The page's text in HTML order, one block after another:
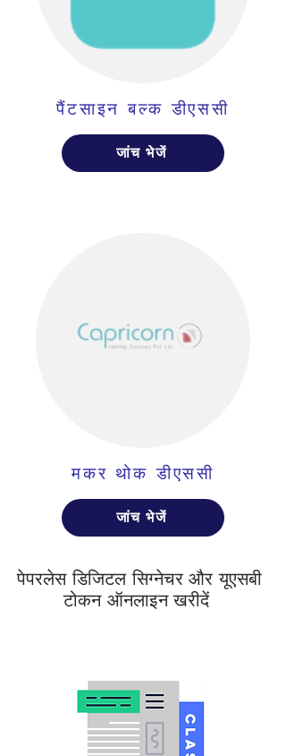
पैंटसाइन बल्क डीएससी
जांच भेजें
मकर थोक डीएससी
जांच भेजें
पेपरलेस डिजिटल सिग्नेचर और यूएसबी
टोकन ऑनलाइन खरीदें